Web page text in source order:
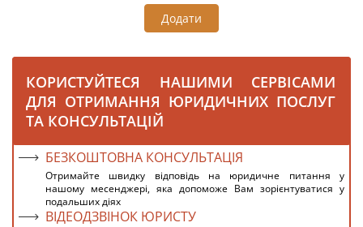
Додати
КОРИСТУЙТЕСЯ НАШИМИ СЕРВІСАМИ
ДЛЯ ОТРИМАННЯ ЮРИДИЧНИХ ПОСЛУГ
ТА КОНСУЛЬТАЦІЙ
БЕЗКОШТОВНА КОНСУЛЬТАЦІЯ
Отримайте швидку відповідь на юридичне питання у
нашому месенджері, яка допоможе Вам зорієнтуватися у
подальших діях
ВІДЕОДЗВІНОК ЮРИСТУ